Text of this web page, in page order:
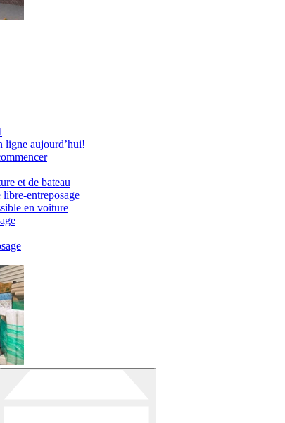
ligne aujourd’hui!
et de bateau
entreposage
en voiture